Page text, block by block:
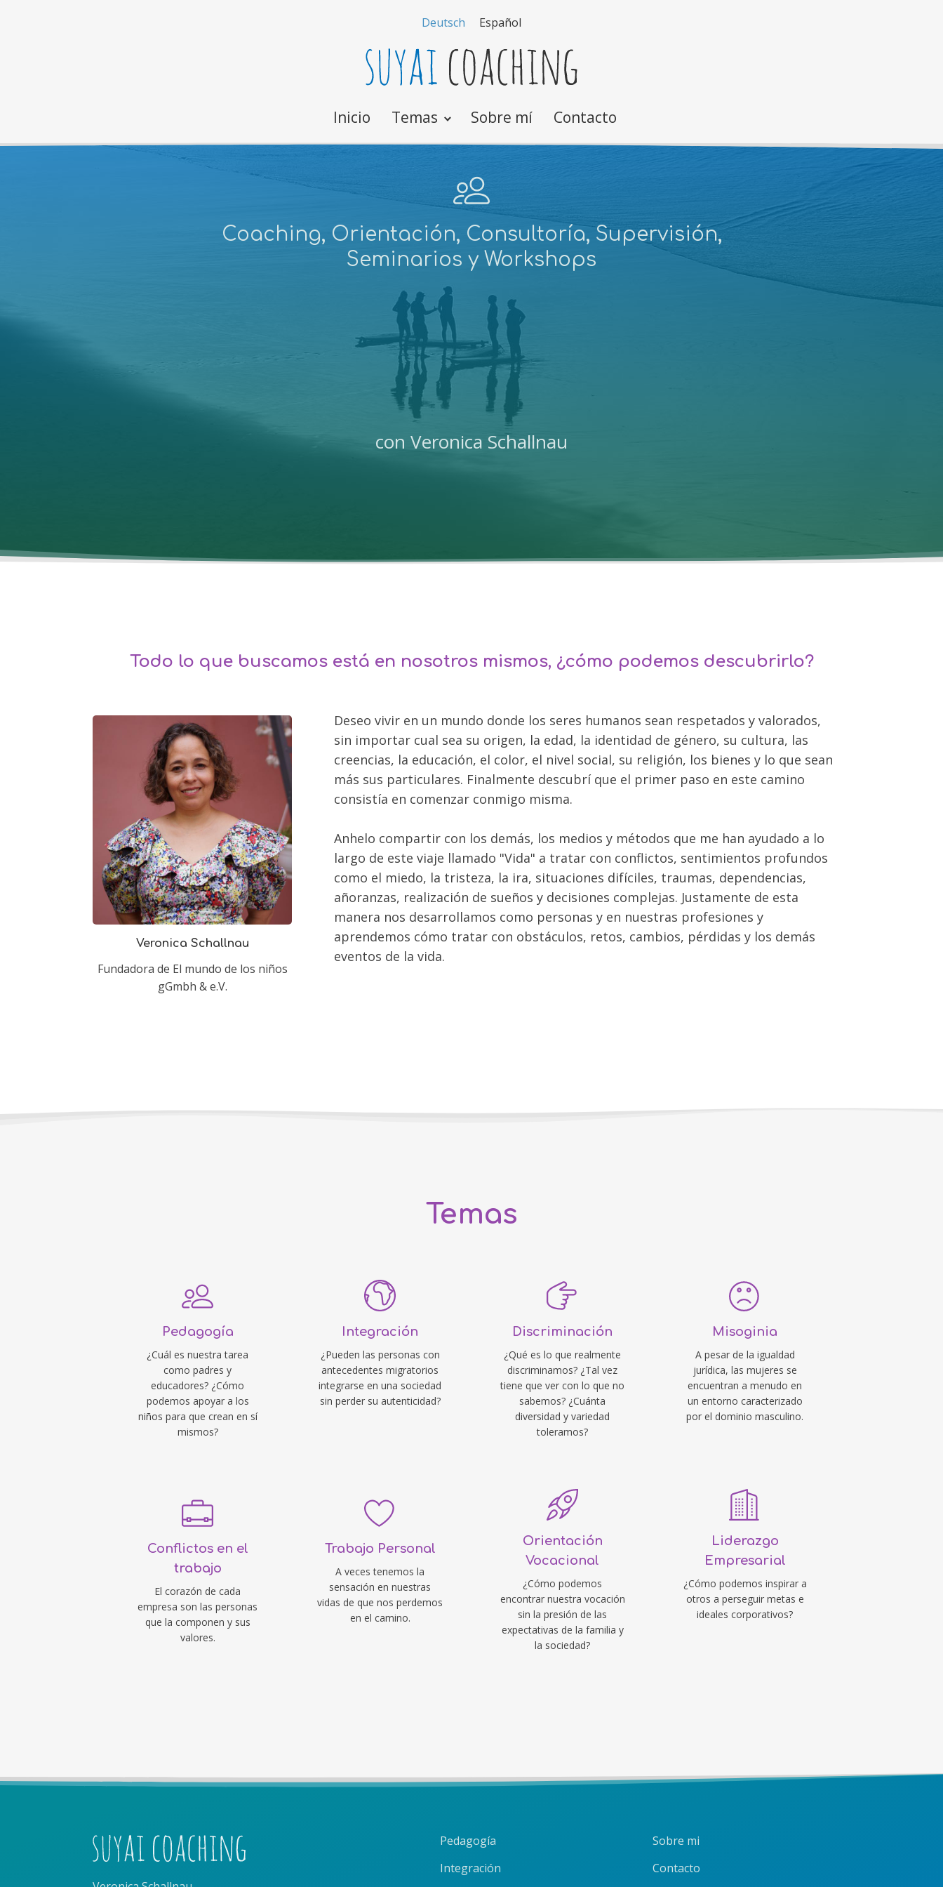
Deutsch Español
Inicio Temas Sobre mí Contacto
Coaching, Orientación, Consultoría, Supervisión,
Seminarios y Workshops
con Veronica Schallnau
Todo lo que buscamos está en nosotros mismos, ¿cómo podemos descubrirlo?
Veronica Schallnau
Fundadora de El mundo de los niños
gGmbh & e.V.
Deseo vivir en un mundo donde los seres humanos sean respetados y valorados,
sin importar cual sea su origen, la edad, la identidad de género, su cultura, las
creencias, la educación, el color, el nivel social, su religión, los bienes y lo que sean
más sus particulares. Finalmente descubrí que el primer paso en este camino
consistía en comenzar conmigo misma.
Anhelo compartir con los demás, los medios y métodos que me han ayudado a lo
largo de este viaje llamado "Vida" a tratar con conflictos, sentimientos profundos
como el miedo, la tristeza, la ira, situaciones difíciles, traumas, dependencias,
añoranzas, realización de sueños y decisiones complejas. Justamente de esta
manera nos desarrollamos como personas y en nuestras profesiones y
aprendemos cómo tratar con obstáculos, retos, cambios, pérdidas y los demás
eventos de la vida.
Temas
Pedagogía
¿Cuál es nuestra tarea
como padres y
educadores? ¿Cómo
podemos apoyar a los
niños para que crean en sí
mismos?
Integración
¿Pueden las personas con
antecedentes migratorios
integrarse en una sociedad
sin perder su autenticidad?
Conflictos en el
trabajo
El corazón de cada
empresa son las personas
que la componen y sus
valores.
Trabajo Personal
A veces tenemos la
sensación en nuestras
vidas de que nos perdemos
en el camino.
Discriminación
¿Qué es lo que realmente
discriminamos? ¿Tal vez
tiene que ver con lo que no
sabemos? ¿Cuánta
diversidad y variedad
toleramos?
Misoginia
A pesar de la igualdad
jurídica, las mujeres se
encuentran a menudo en
un entorno caracterizado
por el dominio masculino.
Orientación
Vocacional
¿Cómo podemos
encontrar nuestra vocación
sin la presión de las
expectativas de la familia y
la sociedad?
Liderazgo
Empresarial
¿Cómo podemos inspirar a
otros a perseguir metas e
ideales corporativos?
Pedagogía
Integración
Sobre mi
Contacto